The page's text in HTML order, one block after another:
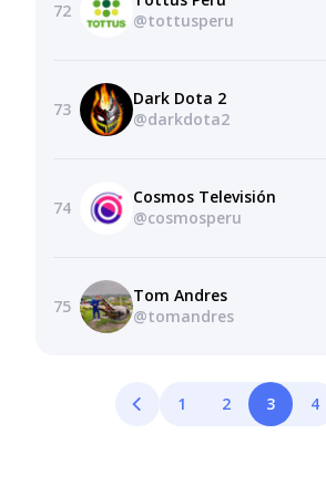
72
@tottusperu
73
Dark Dota 2
@darkdota2
74
Cosmos Televisión
@cosmosperu
75
Tom Andres
@tomandres
1 2 3 4